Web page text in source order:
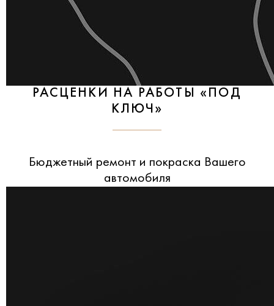
РАСЦЕНКИ НА РАБОТЫ «ПОД
КЛЮЧ»
Бюджетный ремонт и покраска Вашего
автомобиля